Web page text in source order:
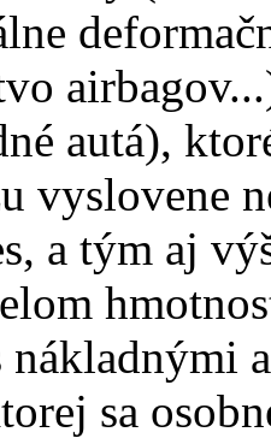
autá),
vyslovene
a tým aj
nákladnými
sa